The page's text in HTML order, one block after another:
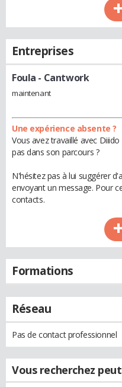
Entreprises
Foula - Cantwork
maintenant
Une expérience absente ?
Vous avez travaillé avec
pas dans son parcours ?
N'hésitez pas à lui suggérer
envoyant un message. Pour
contacts.
Formations
Réseau
Pas de contact professionnel
Vous recherchez